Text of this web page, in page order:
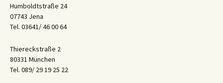
Humboldtstraße 24
07743 Jena
Tel. 03641/ 46 00 64
Thiereckstraße 2
80331 München
Tel. 089/ 29 19 25 22